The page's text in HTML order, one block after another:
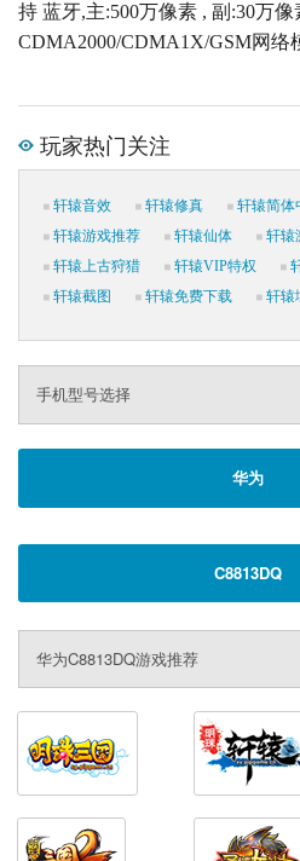
持 蓝牙,主:500万像素 , 副:30万
CDMA2000/CDMA1X/GSM网络
玩家热门关注
轩辕音效 轩辕修真 轩辕简体
轩辕游戏推荐
轩辕仙体 轩辕
轩辕上古狩猎
轩辕VIP特权
轩辕截图
轩辕免费下载 轩辕
手机型号选择
华为
C8813DQ
华为C8813DQ游戏推荐